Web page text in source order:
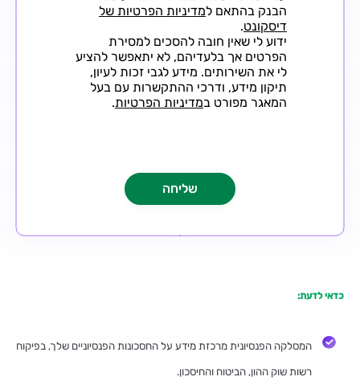
הבנק בהתאם למדיניות הפרטיות של
דיסקונט.
ידוע לי שאין חובה להסכים למסירת
הפרטים אך בלעדיהם, לא יתאפשר להציע
לי את השירותים. מידע לגבי זכות לעיון,
תיקון מידע, ודרכי ההתקשרות עם בעל
המאגר מפורט במדיניות הפרטיות.
כדאי לדעת:
המסלקה הפנסיונית מרכזת מידע על החסכונות הפנסיוניים שלך, בפיקוח
רשות שוק ההון, הביטוח והחיסכון.